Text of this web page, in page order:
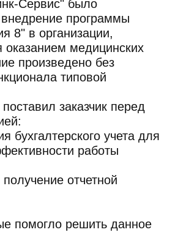
Сервис" было
программы
8" в организации,
медицинских
произведено без
типовой
заказчик перед
бухгалтерского учета для
работы
отчетной
помогло решить данное